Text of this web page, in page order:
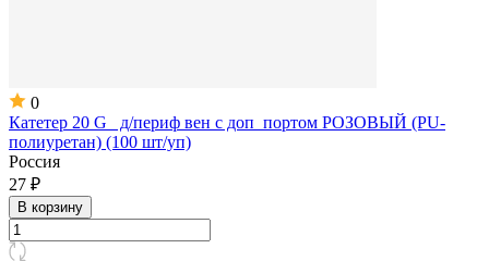
0
Катетер 20 G д/периф вен с доп портом РОЗОВЫЙ (PU-
полиуретан) (100 шт/уп)
Россия
27 ₽
В корзину